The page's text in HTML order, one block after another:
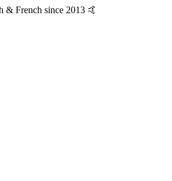
& French since 2013 🤙